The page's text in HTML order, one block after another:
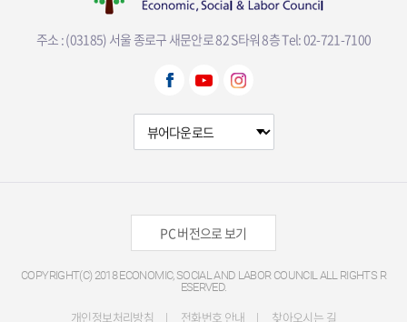
주소 : (03185) 서울 종로구 새문안로 82 S타워 8층Tel: 02-721-7100
뷰어다운로드 선택
PC 버전으로 보기
COPYRIGHT(C) 2018 ECONOMIC, SOCIAL AND LABOR COUNCIL ALL RIGHTS R
ESERVED.
개인정보처리방침 전화번호 안내 찾아오시는 길